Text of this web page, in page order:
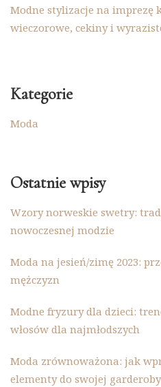
Modne stylizacje na imprezę
wieczorowe, cekiny i
Kategorie
Moda
Ostatnie wpisy
Wzory norweskie swetry:
nowoczesnej modzie
Moda na jesień/zimę 2023:
mężczyzn
Modne fryzury dla dzieci:
włosów dla najmłodszych
Moda zrównoważona: jak
elementy do swojej garderoby